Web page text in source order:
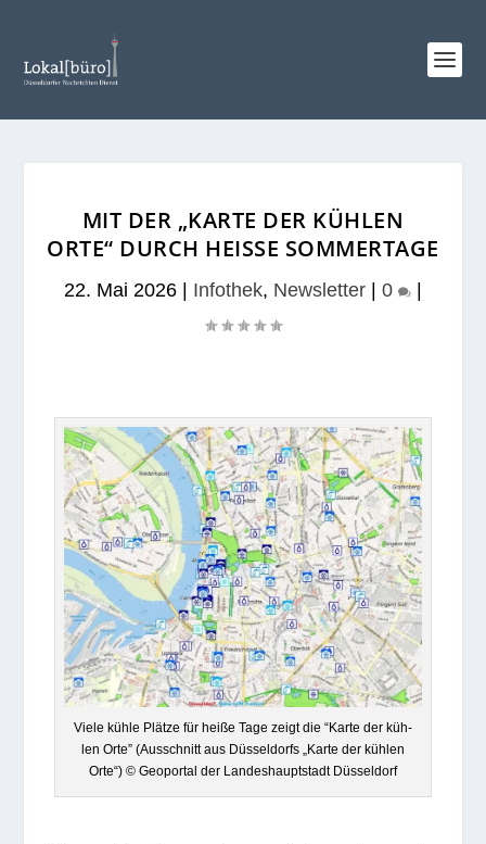
MIT DER „KARTE DER KÜHLEN
ORTE“ DURCH HEISSE SOMMERTAGE
22. Mai 2026 Infothek, Newsletter 0
Viele kühle Plätze für heiße Tage zeigt die “Karte der küh­
len Orte” (Aus­schnitt aus Düs­sel­dorfs „Karte der küh­len
Orte“) © Geo­por­tal der Lan­des­haupt­stadt Düsseldorf